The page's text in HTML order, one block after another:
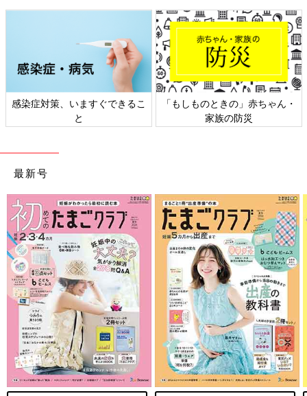
感染症対策、いますぐできるこ
と
「もしものときの」赤ちゃん・
家族の防災
最新号